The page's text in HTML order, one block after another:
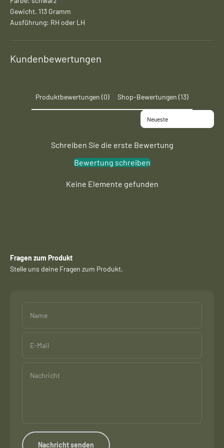
Gewicht. 113 Gramm
Ausführung: RH oder LH
Kundenbewertungen
Produktbewertungen (0) Shop-Bewertungen (13)
Sort reviews by
Schreiben Sie die erste Bewertung
Bewertung schreiben
Keine Elemente gefunden
Fragen zum Produkt
Stelle uns deine Fragen zum Produkt.
Name
E-Mail
Nachricht
Nachricht senden